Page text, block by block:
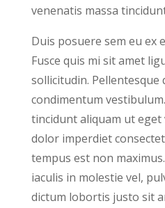
venenatis massa
Duis posuere sem eu ex
Fusce quis mi sit amet
sollicitudin. Pellentesque
condimentum
tincidunt aliquam ut eget
dolor imperdiet
tempus est non
iaculis in molestie vel,
dictum lobortis justo sit